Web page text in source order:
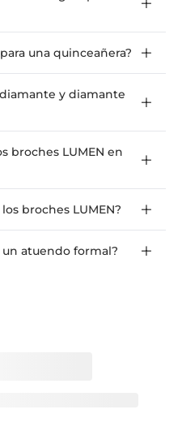
una quinceañera?
y diamante
broches LUMEN en
broches LUMEN?
atuendo formal?